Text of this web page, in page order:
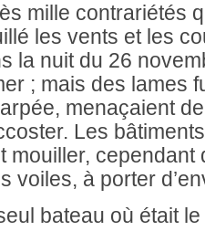
mille contrariétés
les vents et les
la nuit du 26
; mais des lames
menaçaient
Les
mouiller,
voiles, à porter
bateau où était